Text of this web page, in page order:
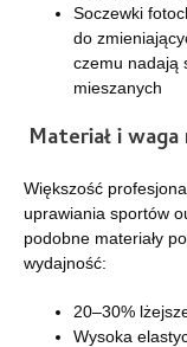
Soczewki
do
czemu nadają
mieszanych
Materiał i
Większość
uprawiania sportów
podobne materiały
wydajność:
20–30%
Wysoka